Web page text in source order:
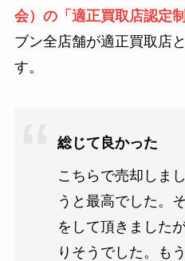
会）の「適正買取店認定制
ブン全店舗が適正買取店
す。
総じて良かった
こちらで売却しま
うと最高でした。
をして頂きました
りそうでした。も